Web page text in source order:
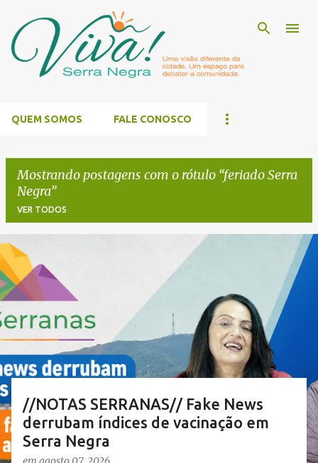
Pular para o conteúdo principal
QUEM SOMOS FALE CONOSCO
Mostrando postagens com o rótulo feriado Serra
Negra
VER TODOS
P
o
s
t
a
g
e
n
s
//NOTAS SERRANAS// Fake News
derrubam índices de vacinação em
Serra Negra